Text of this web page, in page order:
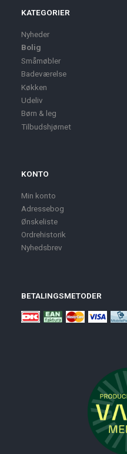
KATEGORIER
Nyheder
Bolig
Småmøbler
Badeværelse
Køkken
Udeliv
Børn & leg
Tilbudshjørnet
KONTO
Min konto
Adressebog
Ønskeliste
Ordrehistorik
Nyhedsbrev
BETALINGSMETODER